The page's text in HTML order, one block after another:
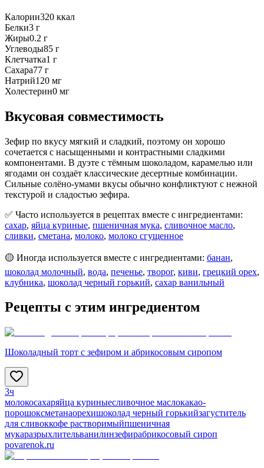
Калории320 ккал
Белки3 г
Жиры0.2 г
Углеводы85 г
Клетчатка1 г
Сахара77 г
Натрий120 мг
Холестерин0 мг
Вкусовая совместимость
Зефир по вкусу мягкий и сладкий, поэтому он хорошо
сочетается с насыщенными и контрастными сладкими
компонентами. В дуэте с тёмным шоколадом, карамелью или
ягодами он создаёт классические десертные комбинации.
Сильные солёно-умами вкусы обычно конфликтуют с нежной
текстурой и сладостью зефира.
✅ Часто используется в рецептах вместе с ингредиентами:
сахар, яйца куриные, пшеничная мука, сливочное масло,
сливки, сметана, молоко, молоко сгущенное
🟡 Иногда используется вместе с ингредиентами: банан,
шоколад молочный, вода, печенье, творог, киви, грецкий орех,
клубника, шоколад черный горький, сахар ванильный
Рецепты с этим ингредиентом
Шоколадный торт с зефиром и абрикосовым сиропом
3ч
молокосахаряйца куриныесливочное маслокакао-
порошоксметанаорехишоколад черный горькийзагуститель
для сливоккофе растворимыйпшеничная
мукаразрыхлительванилинзефирабрикосовый сироп
povarenok.ru